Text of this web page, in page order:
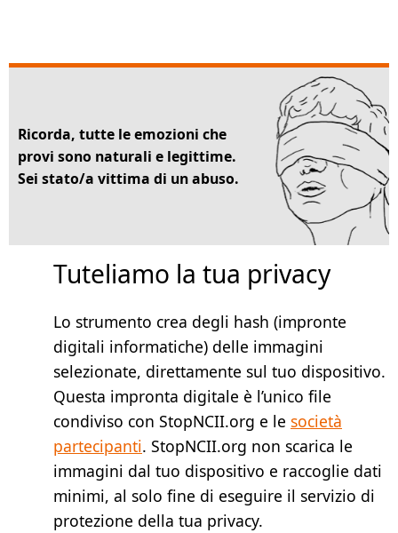
Ricorda, tutte le emozioni che
provi sono naturali e legittime.
Sei stato/a vittima di un abuso.
Tuteliamo la tua privacy
Lo strumento crea degli hash (impronte
digitali informatiche) delle immagini
selezionate, direttamente sul tuo dispositivo.
Questa impronta digitale è l’unico file
condiviso con StopNCII.org e le società
partecipanti. StopNCII.org non scarica le
immagini dal tuo dispositivo e raccoglie dati
minimi, al solo fine di eseguire il servizio di
protezione della tua privacy.